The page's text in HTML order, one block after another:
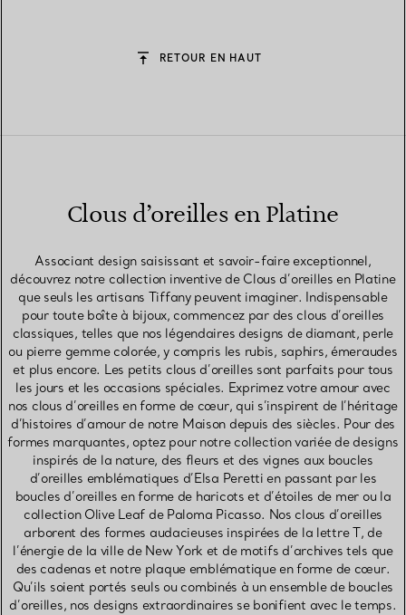
RETOUR EN HAUT
Clous d’oreilles en Platine
Associant design saisissant et savoir-faire exceptionnel,
découvrez notre collection inventive de Clous d’oreilles en Platine
que seuls les artisans Tiffany peuvent imaginer. Indispensable
pour toute boîte à bijoux, commencez par des clous d’oreilles
classiques, telles que nos légendaires designs de diamant, perle
ou pierre gemme colorée, y compris les rubis, saphirs, émeraudes
et plus encore. Les petits clous d’oreilles sont parfaits pour tous
les jours et les occasions spéciales. Exprimez votre amour avec
nos clous d’oreilles en forme de cœur, qui s’inspirent de l’héritage
d’histoires d’amour de notre Maison depuis des siècles. Pour des
formes marquantes, optez pour notre collection variée de designs
inspirés de la nature, des fleurs et des vignes aux boucles
d’oreilles emblématiques d’Elsa Peretti en passant par les
boucles d’oreilles en forme de haricots et d’étoiles de mer ou la
collection Olive Leaf de Paloma Picasso. Nos clous d’oreilles
arborent des formes audacieuses inspirées de la lettre T, de
l’énergie de la ville de New York et de motifs d’archives tels que
des cadenas et notre plaque emblématique en forme de cœur.
Qu’ils soient portés seuls ou combinés à un ensemble de boucles
d’oreilles, nos designs extraordinaires se bonifient avec le temps.